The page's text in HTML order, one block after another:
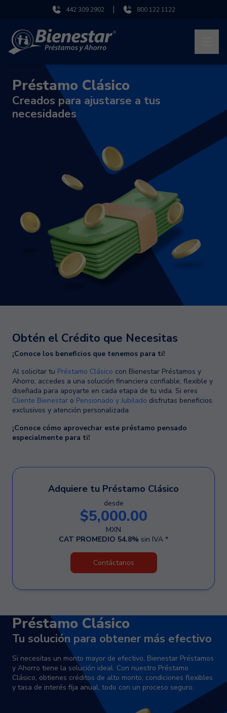
442 309 2902 | 800 122 1122
Préstamo Clásico
Creados para ajustarse a tus
necesidades
Obtén el Crédito que Necesitas
¡Conoce los beneficios que tenemos para ti!
Al solicitar tu Préstamo Clásico con Bienestar Préstamos y
Ahorro, accedes a una solución financiera confiable, flexible y
diseñada para apoyarte en cada etapa de tu vida. Si eres
Cliente Bienestar o Pensionado y Jubilado disfrutas beneficios
exclusivos y atención personalizada.
¡Conoce cómo aprovechar este préstamo pensado
especialmente para ti!
Adquiere tu Préstamo Clásico
desde
$5,000.00
MXN
CAT PROMEDIO 54.8% sin IVA *
Contáctanos
Préstamo Clásico
Tu solución para obtener más efectivo
Si necesitas un monto mayor de efectivo, Bienestar Préstamos
y Ahorro tiene la solución ideal. Con nuestro Préstamo
Clásico, obtienes créditos de alto monto, condiciones flexibles
y tasa de interés fija anual, todo con un proceso seguro.